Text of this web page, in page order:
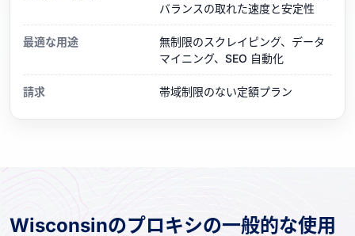
バランスの取れた速度と安定性
最適な用途
無制限のスクレイピング、データ
マイニング、SEO 自動化
請求 帯域制限のない定額プラン
Wisconsinのプロキシの一般的な使用